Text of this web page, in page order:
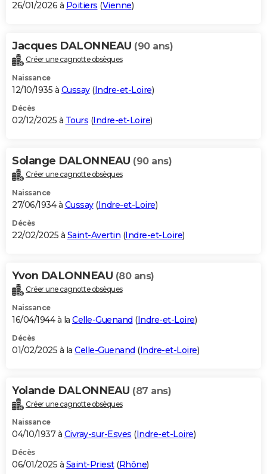
BONS PLANS
Carte de Noël
Carte Bonne année
Carte Saint-Valentin
Carte Pâques
Carte d'anniversaire
DICTIONNAIRE
Dictionnaire
Biographies
Citations
Expressions
Proverbes
PROGRAMME TV
S'inscrire
Se connecter
Lycées
Collèges
Primaires
Universités
Entreprises
Service militaire
Avis de recherche
AVIS DE DÉCÈS
Bricolage
Lifestyle
Culture
Sport
Auto
Television
Voyage
Cinema
26/01/2026 à Poitiers (Vienne)
Jacques DALONNEAU (90 ans)
Créer une cagnotte obsèques
Naissance
12/10/1935 à Cussay(Indre-et-Loire)
Décès
02/12/2025 à Tours (Indre-et-Loire)
Solange DALONNEAU (90 ans)
Créer une cagnotte obsèques
Naissance
27/06/1934 à Cussay(Indre-et-Loire)
Décès
22/02/2025 à Saint-Avertin (Indre-et-Loire)
Yvon DALONNEAU (80 ans)
Créer une cagnotte obsèques
Naissance
16/04/1944 à la Celle-Guenand (Indre-et-Loire)
Décès
01/02/2025 à la Celle-Guenand (Indre-et-Loire)
Yolande DALONNEAU (87 ans)
Créer une cagnotte obsèques
Naissance
04/10/1937 à Civray-sur-Esves (Indre-et-Loire)
Décès
06/01/2025 à Saint-Priest(Rhône)